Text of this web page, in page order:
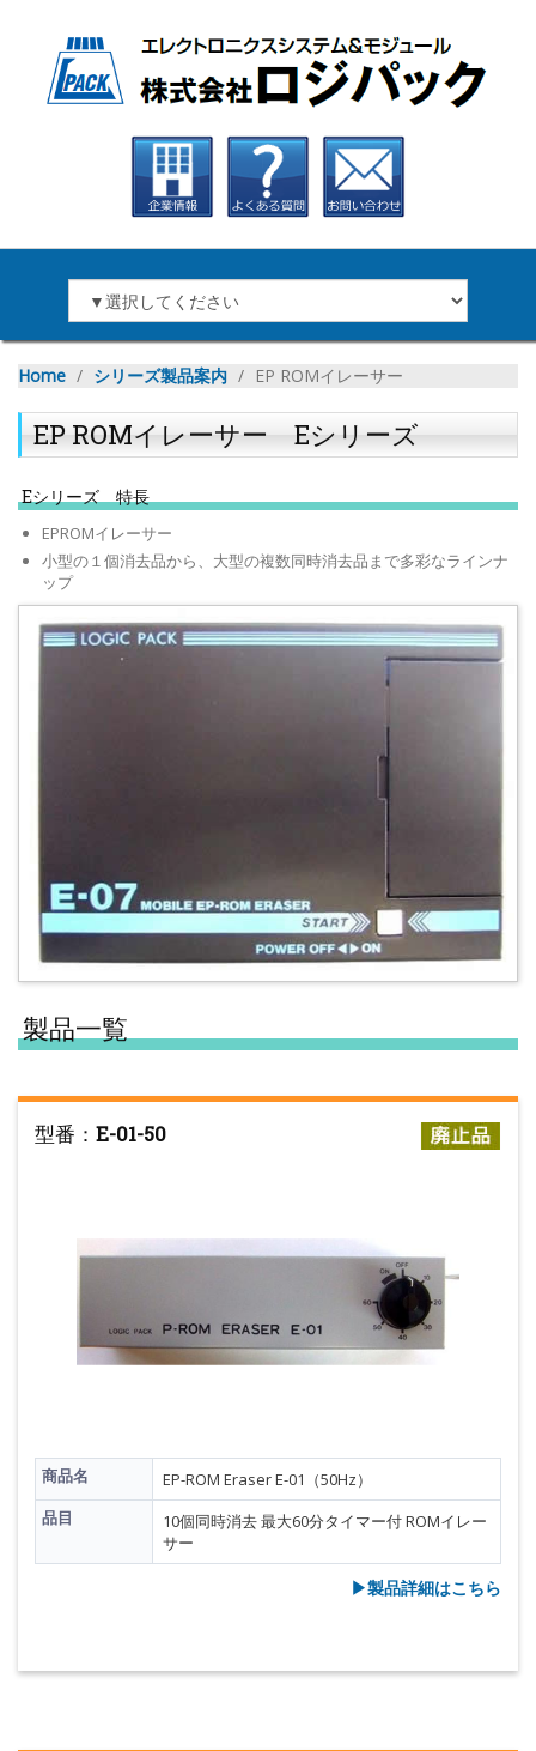
Home ∕ シリーズ製品案内 ∕ EP ROMイレーサー
EP ROMイレーサー Eシリーズ
Eシリーズ 特長
EPROMイレーサー
小型の１個消去品から、大型の複数同時消去品まで多彩なラインナ
ップ
製品一覧
型番： E-01-50
商品名
EP-ROM Eraser E-01（50Hz）
品目
10個同時消去 最大60分タイマー付 ROMイレー
サー
▶︎製品詳細はこちら